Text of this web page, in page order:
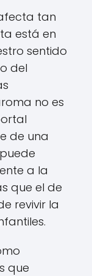
tan
está en
sentido
del
no es
de una
a la
que el de
revivir la
que